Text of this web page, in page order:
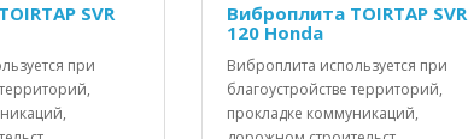
SVR
при
Виброплита TOIRTAP SVR
120 Honda
Виброплита используется при
благоустройстве территорий,
прокладке коммуникаций,